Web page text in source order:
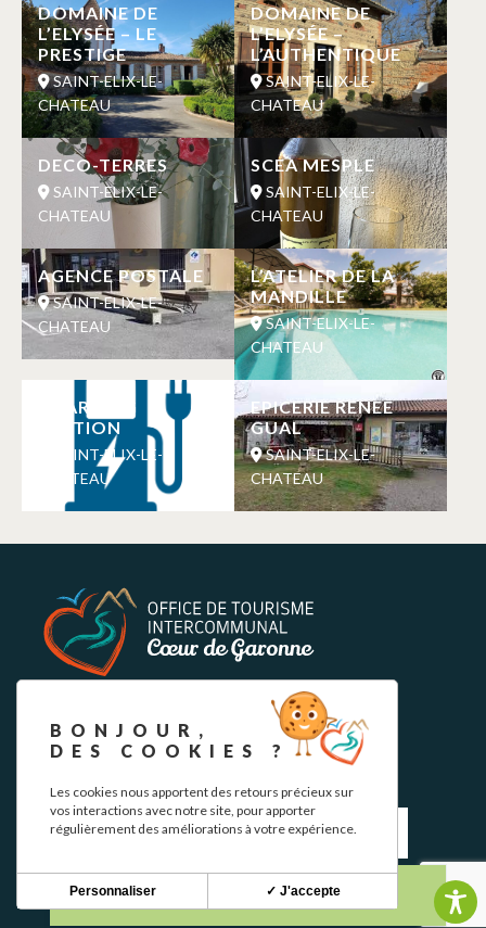
DOMAINE DE
L’ELYSÉE – LE
PRESTIGE
SAINT-ELIX-LE-
CHATEAU
DOMAINE DE
L’ELYSÉE –
L’AUTHENTIQUE
SAINT-ELIX-LE-
CHATEAU
DECO-TERRES
SAINT-ELIX-LE-
CHATEAU
SCEA MESPLE
SAINT-ELIX-LE-
CHATEAU
AGENCE POSTALE
SAINT-ELIX-LE-
CHATEAU
L’ATELIER DE LA
MANDILLE
SAINT-ELIX-LE-
CHATEAU
CHARGING
STATION
SAINT-ELIX-LE-
CHATEAU
EPICERIE RENEE
GUAL
SAINT-ELIX-LE-
CHATEAU
Restez informé de nos actualités et bons plans.
BONJOUR,
DES COOKIES ?
Les cookies nous apportent des retours précieux sur
vos interactions avec notre site, pour apporter
régulièrement des améliorations à votre expérience.
✓ J'accepte
Personnaliser